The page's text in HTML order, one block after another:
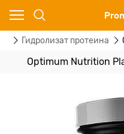
Гидролизат протеина
Optimum Nutrition
Ваш город - Москва,
угадали?
ДА НЕТ